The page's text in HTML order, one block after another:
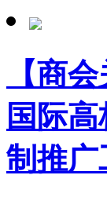
【商
国际
制推广